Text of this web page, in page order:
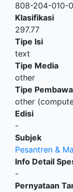
808-204-010-0
Klasifikasi
297.77
Tipe Isi
text
Tipe Media
other
Tipe Pembawa
other
Edisi
-
Subjek
Pesantren &
Info Detail
-
Pernyataan